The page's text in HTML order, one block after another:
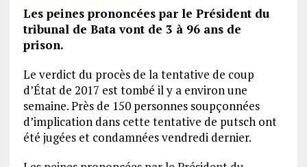
Les peines prononcées par le Président du
tribunal de Bata vont de 3 à 96 ans de
prison.
Le verdict du procès de la tentative de coup
d’État de 2017 est tombé il y a environ une
semaine. Près de 150 personnes soupçonnées
d’implication dans cette tentative de putsch ont
été jugées et condamnées vendredi dernier.